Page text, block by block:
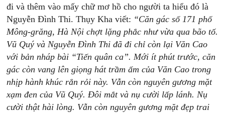
đi và thêm vào mấy chữ mơ hồ cho người ta hiểu đó là
Nguyễn Đình Thi. Thụy Kha viết: “Căn gác số 171 phố
Mông-grăng, Hà Nội chợt lặng phắc như vừa qua bão tố.
Vũ Quý và Nguyễn Đình Thi đã đi chỉ còn lại Văn Cao
với bản nháp bài “Tiến quân ca”. Mới ít phút trước, căn
gác còn vang lên giọng hát trầm ấm của Văn Cao trong
nhịp hành khúc rắn rỏi này. Vẫn còn nguyên gương mặt
xạm đen của Vũ Quý. Đôi mắt và nụ cười lấp lánh. Nụ
cười thật hài lòng. Vẫn còn nguyên gương mặt đẹp trai